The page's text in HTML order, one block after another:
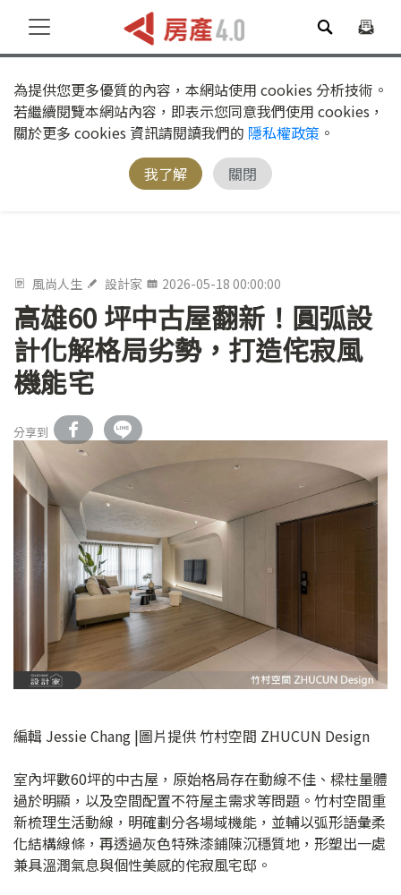
為提供您更多優質的內容，本網站使用 cookies 分析技術。
若繼續閱覽本網站內容，即表示您同意我們使用 cookies，
關於更多 cookies 資訊請閱讀我們的 隱私權政策 。
我了解
關閉
風尚人生 設計家 2026-05-18 00:00:00
高雄60 坪中古屋翻新！圓弧設
計化解格局劣勢，打造侘寂風
機能宅
分享到
編輯 Jessie Chang |圖片提供 竹村空間 ZHUCUN Design
室內坪數60坪的中古屋，原始格局存在動線不佳、樑柱量體
過於明顯，以及空間配置不符屋主需求等問題。竹村空間重
新梳理生活動線，明確劃分各場域機能，並輔以弧形語彙柔
化結構線條，再透過灰色特殊漆鋪陳沉穩質地，形塑出一處
兼具溫潤氣息與個性美感的侘寂風宅邸。